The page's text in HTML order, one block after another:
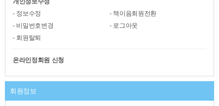
정보수정
책이음회원전환
비밀번호변경
로그아웃
회원탈퇴
온라인정회원 신청
회원정보